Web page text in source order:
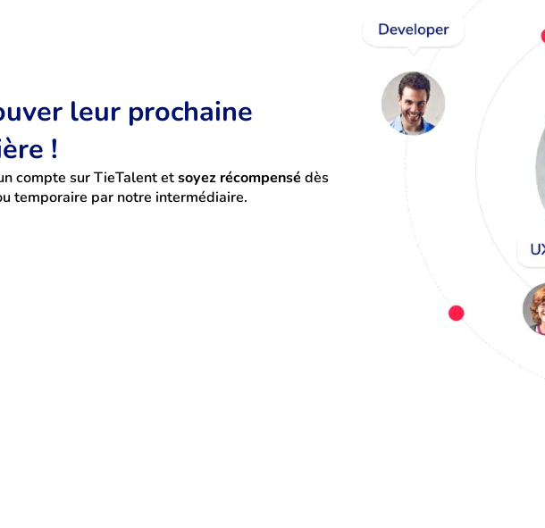
leur prochaine
!
compte sur TieTalent et soyez récompensé dès
temporaire par notre intermédiaire.